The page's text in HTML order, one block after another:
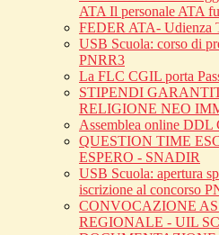
ATA Il personale ATA
FEDER ATA- Udienza
USB Scuola: corso di
PNRR3
La FLC CGIL porta
STIPENDI
RELIGIONE NEO
Assemblea online DDL
QUESTION TIME
ESPERO - SNADIR
USB Scuola: apertura
iscrizione al concorso
CONVOCAZIONE
REGIONALE - UIL